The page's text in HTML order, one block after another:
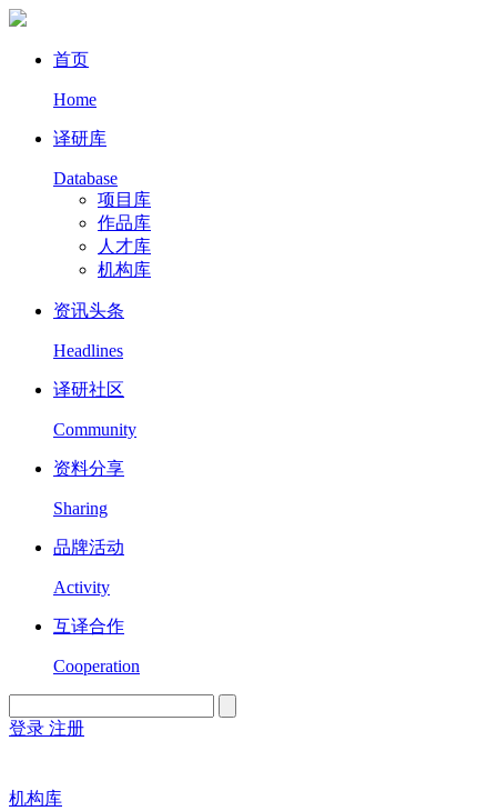
首页
Home
译研库
Database
项目库
作品库
人才库
机构库
资讯头条
Headlines
译研社区
Community
资料分享
Sharing
品牌活动
Activity
互译合作
Cooperation
登录 注册
机构库